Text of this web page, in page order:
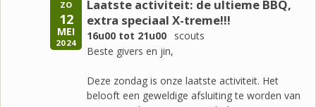
ZO
12
MEI
2024
Laatste activiteit: de ultieme BBQ,
extra speciaal X-treme!!!
16u00 tot 21u00
scouts
Beste givers en jin,
Deze zondag is onze laatste activiteit. Het
belooft een geweldige afsluiting te worden van